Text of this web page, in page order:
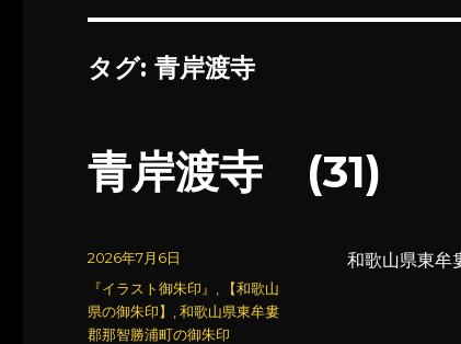
タグ:青岸渡寺
青岸渡寺 (31)
和歌山県東牟
投
稿
日:
2026年7月6日
カ
テ
ゴ
『イラスト御朱印』
【和歌山
県の御朱印】
,和歌山県東牟婁
郡那智勝浦町の御朱印